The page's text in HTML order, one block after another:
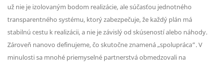
už nie je izolovaným bodom realizácie, ale súčasťou jednotného
transparentného systému, ktorý zabezpečuje, že každý plán má
stabilnú cestu k realizácii, a nie je závislý od skúseností alebo náhody.
Zároveň nanovo definujeme, čo skutočne znamená „spolupráca“. V
minulosti sa mnohé priemyselné partnerstvá obmedzovali na